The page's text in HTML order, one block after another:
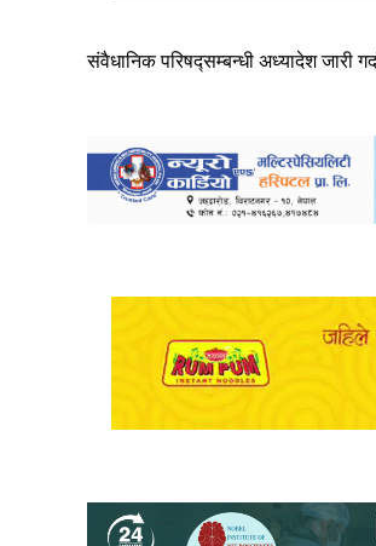
संवैधानिक परिषद्सम्बन्धी अध्यादेश जारी